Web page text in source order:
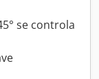
se controla